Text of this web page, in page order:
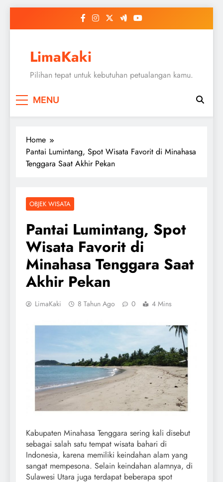
LimaKaki
Pilihan tepat untuk kebutuhan petualangan kamu.
MENU
Home
Pantai Lumintang, Spot Wisata Favorit di Minahasa
Tenggara Saat Akhir Pekan
OBJEK WISATA
Pantai Lumintang, Spot
Wisata Favorit di
Minahasa Tenggara Saat
Akhir Pekan
LimaKaki 8 Tahun Ago 0 4 Mins
Kabupaten Minahasa Tenggara sering kali disebut
sebagai salah satu tempat wisata bahari di
Indonesia, karena memiliki keindahan alam yang
sangat mempesona. Selain keindahan alamnya, di
Sulawesi Utara juga terdapat beberapa spot